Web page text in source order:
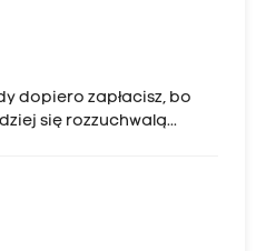
dopiero zapłacisz, bo
się rozzuchwalą...